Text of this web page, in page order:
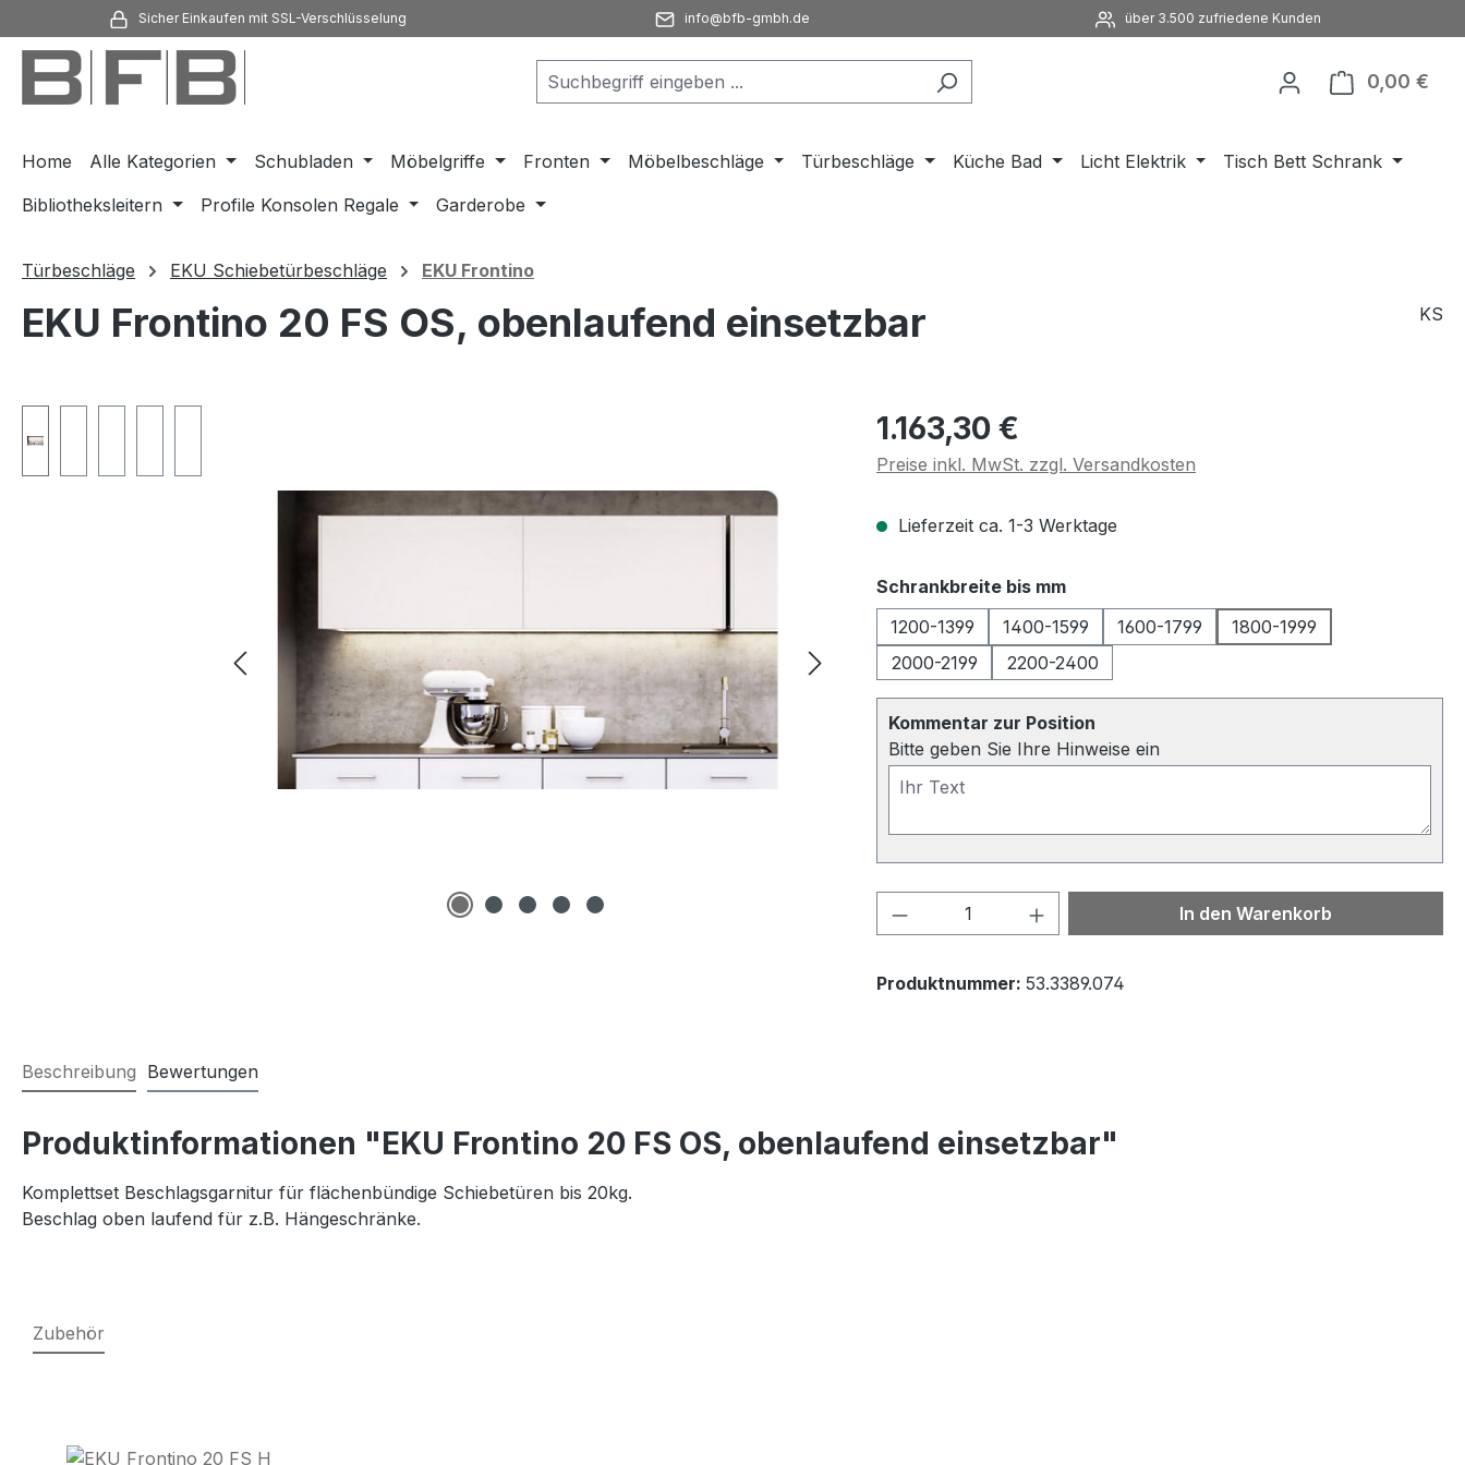
Hauptinhalt springen
Zur Suche springen
Zur Hauptnavigation springen
Sicher Einkaufen mit SSL-Verschlüsselung info@bfb-gmbh.de über 3.500 zufriedene Kunden
0,00 €
Home Alle Kategorien Schubladen Möbelgriffe Fronten Möbelbeschläge Türbeschläge Küche Bad Licht Elektrik
Tisch Bett Schrank
Bibliotheksleitern
Profile Konsolen Regale Garderobe
Türbeschläge EKU Schiebetürbeschläge EKU Frontino
EKU Frontino 20 FS OS, obenlaufend einsetzbar KS
Regulärer Preis:
1.163,30 €
Preise inkl. MwSt. zzgl. Versandkosten
Lieferzeit ca. 1-3 Werktage
Schrankbreite bis mmauswählen
1200-1399
1400-1599 1600-1799
1800-1999
2000-2199
2200-2400
Kommentar zur Position
Bitte geben Sie Ihre Hinweise ein
Produkt Anzahl: Gib den gewünschten Wert
In den Warenkorb
Produktnummer: 53.3389.074
Beschreibung Bewertungen
Produktinformationen "EKU Frontino 20 FS OS, obenlaufend einsetzbar"
Komplettset Beschlagsgarnitur für flächenbündige Schiebetüren bis 20kg.
Beschlag oben laufend für z.B. Hängeschränke.
Zubehör